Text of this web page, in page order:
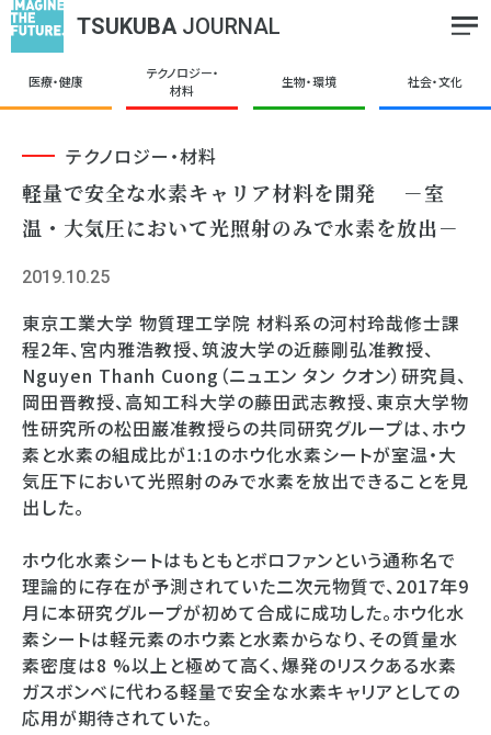
TSUKUBA JOURNAL
医療・健康
テクノロジー・
材料
生物・環境 社会・文化
テクノロジー・材料
軽量で安全な水素キャリア材料を開発 －室
温・大気圧において光照射のみで水素を放出－
2019.10.25
東京工業大学 物質理工学院 材料系の河村玲哉修士課
程2年、宮内雅浩教授、筑波大学の近藤剛弘准教授、
Nguyen Thanh Cuong（ニュエン タン クオン）研究員、
岡田晋教授、高知工科大学の藤田武志教授、東京大学物
性研究所の松田巌准教授らの共同研究グループは、ホウ
素と水素の組成比が1:1のホウ化水素シートが室温・大
気圧下において光照射のみで水素を放出できることを見
出した。
ホウ化水素シートはもともとボロファンという通称名で
理論的に存在が予測されていた二次元物質で、2017年9
月に本研究グループが初めて合成に成功した。ホウ化水
素シートは軽元素のホウ素と水素からなり、その質量水
素密度は8 %以上と極めて高く、爆発のリスクある水素
ガスボンベに代わる軽量で安全な水素キャリアとしての
応用が期待されていた。